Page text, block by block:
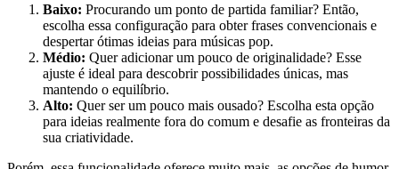
Baixo: Procurando um ponto de partida familiar? Então,
escolha essa configuração para obter frases convencionais e
despertar ótimas ideias para músicas pop.
Médio: Quer adicionar um pouco de originalidade? Esse
ajuste é ideal para descobrir possibilidades únicas, mas
mantendo o equilíbrio.
Alto: Quer ser um pouco mais ousado? Escolha esta opção
para ideias realmente fora do comum e desafie as fronteiras da
sua criatividade.